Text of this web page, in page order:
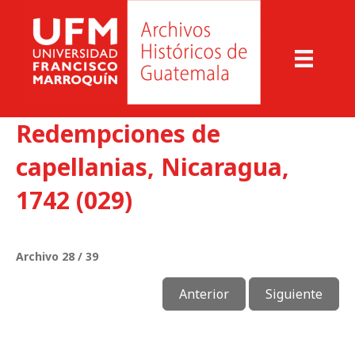
Redempciones de
capellanias, Nicaragua,
1742 (029)
Archivo 28 / 39
Anterior Siguiente